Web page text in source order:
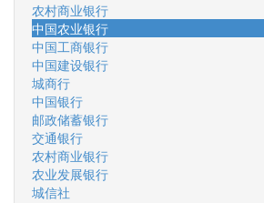
农村商业银行
中国农业银行
中国工商银行
中国建设银行
城商行
中国银行
邮政储蓄银行
交通银行
农村商业银行
农业发展银行
城信社